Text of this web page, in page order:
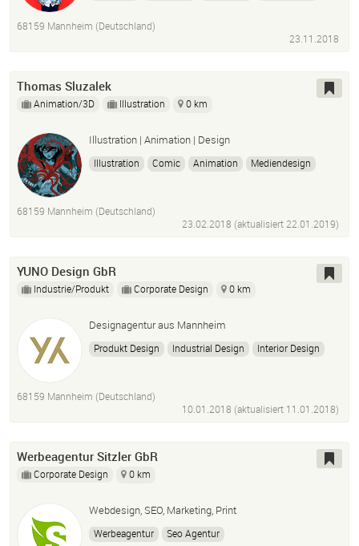
Adobe Illustrator
Student
Arfahrung Sprache Marketing
68159 Mannheim (Deutschland)
23.11.2018
Thomas Sluzalek
Animation/3D Illustration 0 km
Illustration | Animation | Design
Illustration Comic Animation
Mediendesign
68159 Mannheim (Deutschland)
23.02.2018 (aktualisiert22.01.2019)
YUNO Design GbR
Industrie/Produkt Corporate Design 0 km
Designagentur aus Mannheim
Produkt Design Industrial Design
Interior Design
68159 Mannheim (Deutschland)
10.01.2018 (aktualisiert 11.01.2018)
Werbeagentur Sitzler GbR
Corporate Design 0 km
Webdesign, SEO, Marketing, Print
Werbeagentur Seo Agentur